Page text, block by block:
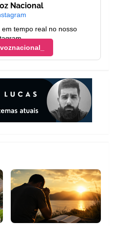
Nacional
tempo real no nosso